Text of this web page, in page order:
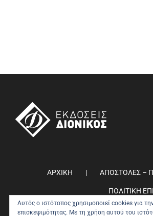
ΑΡΧΙΚΗ ΑΠΟΣΤΟΛΕΣ –
ΠΟΛΙΤΙΚΗ
ΠΟΛΙΤΙΚΗ
Αυτός ο ιστότοπος χρησιμοποιεί cookies για
επισκεψιμότητας. Με τη χρήση αυτού του